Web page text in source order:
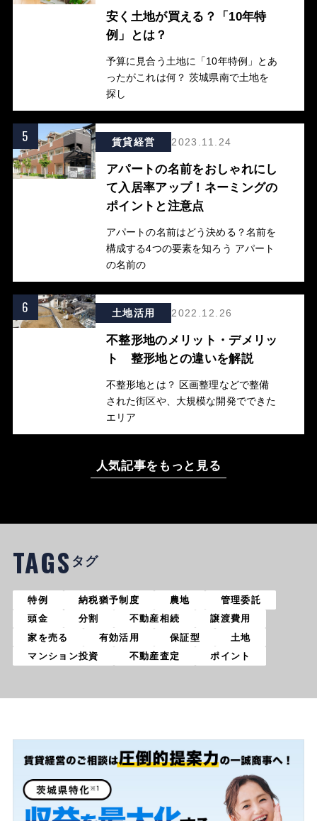
安く土地が買える？「10年特
例」とは？
予算に見合う土地に「10年特例」とあ
ったがこれは何？ 茨城県南で土地を
探し
5 賃貸経営 2023.11.24
アパートの名前をおしゃれにし
て入居率アップ！ネーミングの
ポイントと注意点
アパートの名前はどう決める？名前を
構成する4つの要素を知ろう アパート
の名前の
6 土地活用 2022.12.26
不整形地のメリット・デメリッ
ト 整形地との違いを解説
不整形地とは？ 区画整理などで整備
された街区や、大規模な開発でできた
エリア
人気記事をもっと見る
TAGS タグ
特例 納税猶予制度 農地
管理委託
頭金
分割 不動産相続
譲渡費用
家を売る
有効活用 保証型
土地
マンション投資
不動産査定 ポイント